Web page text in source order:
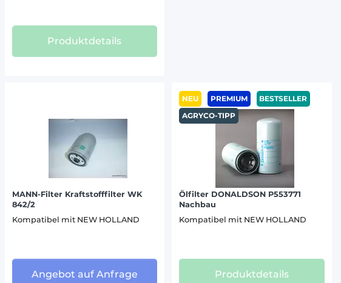
Produktdetails
MANN-Filter Kraftstofffilter WK
842/2
Kompatibel mit NEW HOLLAND
Angebot auf Anfrage
NEU PREMIUM
BESTSELLER
AGRYCO-TIPP
Ölfilter DONALDSON P553771
Nachbau
Kompatibel mit NEW HOLLAND
Produktdetails